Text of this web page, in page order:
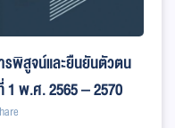
รพิสูจน์และยืนยันตัวตน
1 พ.ศ. 2565 – 2570